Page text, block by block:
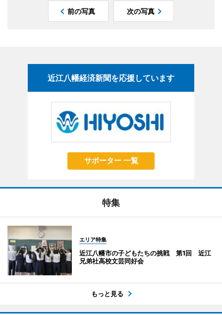
前の写真 次の写真
近江八幡経済新聞を応援しています
サポーター 一覧
特集
エリア特集
近江八幡市の子どもたちの挑戦 第1回 近江
兄弟社高校文芸同好会
もっと見る